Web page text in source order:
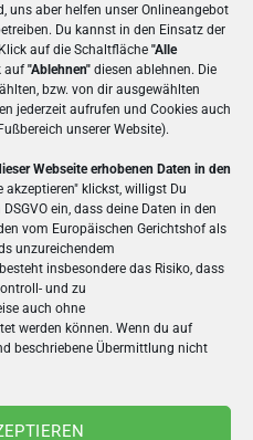
uns aber helfen unser Onlineangebot
Du kannst in den Einsatz der
auf die Schaltfläche "Alle
auf"Ablehnen" diesen ablehnen. Die
bzw. von dir ausgewählten
jederzeit aufrufen und Cookies auch
unserer Website).
Webseite erhobenen Daten in den
akzeptieren" klickst, willigst Du
ein, dass deine Daten in den
vom Europäischen Gerichtshof als
unzureichendem
insbesondere das Risiko, dass
und zu
auch ohne
werden können. Wenn du auf
beschriebene Übermittlung nicht
Schokolade
eine Tafel edler